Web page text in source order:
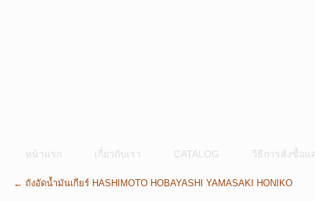
หน้าแรก เกี่ยวกับเรา CATALOG วิธีการสั่งซื้อแ
← ถังอัดน้ำมันเกียร์ HASHIMOTO HOBAYASHI YAMASAKI HONIKO